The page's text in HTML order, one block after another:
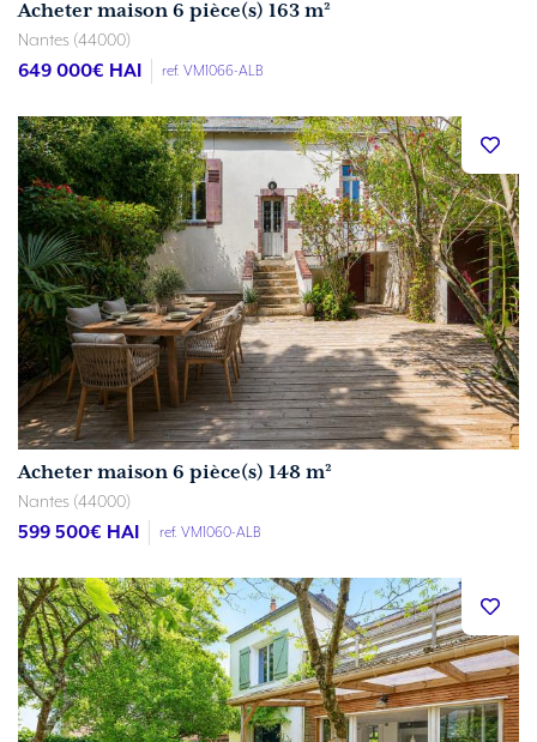
Acheter maison 6 pièce(s) 163 m²
Nantes (44000)
649 000€ HAI ref. VM1066-ALB
Acheter maison 6 pièce(s) 148 m²
Nantes (44000)
599 500€ HAI ref. VM1060-ALB